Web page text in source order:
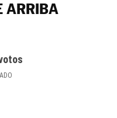
ARRIBA